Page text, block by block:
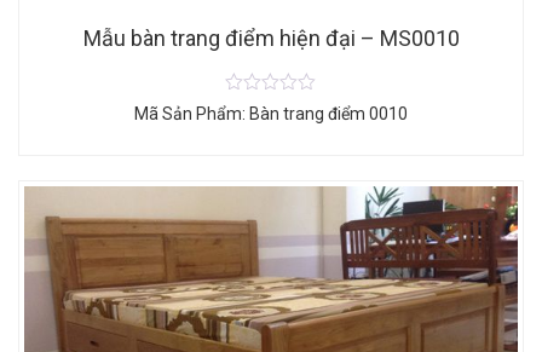
Mẫu bàn trang điểm hiện đại – MS0010
Mã Sản Phẩm: Bàn trang điểm 0010